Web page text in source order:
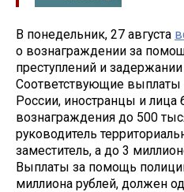
В понедельник, 27 августа
о вознаграждении за
преступлений и
Соответствующие выплаты
России, иностранцы и лица
вознаграждения до 500
руководитель
заместитель, а до 3
Выплаты за помощь
миллиона рублей, должен